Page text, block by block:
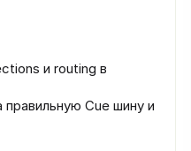
и routing в
Cue шину и